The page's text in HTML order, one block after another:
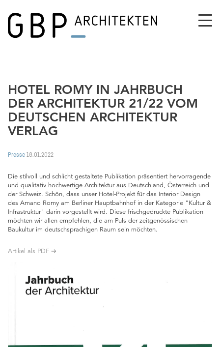
HOTEL ROMY IN JAHRBUCH
DER ARCHITEKTUR 21/22 VOM
DEUTSCHEN ARCHITEKTUR
VERLAG
Presse 18.01.2022
Die stilvoll und schlicht gestaltete Publikation präsentiert hervorragende
und qualitativ hochwertige Architektur aus Deutschland, Österreich und
der Schweiz. Schön, dass unser Hotel-Projekt für das Interior Design
des Amano Romy am Berliner Hauptbahnhof in der Kategorie "Kultur &
Infrastruktur" darin vorgestellt wird. Diese frischgedruckte Publikation
möchten wir allen empfehlen, die am Puls der zeitgenössischen
Baukultur im deutschsprachigen Raum sein möchten.
Artikel als PDF